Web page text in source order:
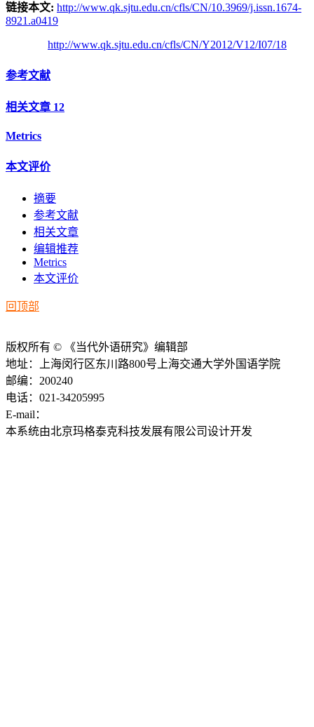
链接本文: http://www.qk.sjtu.edu.cn/cfls/CN/10.3969/j.issn.1674-
8921.a0419
http://www.qk.sjtu.edu.cn/cfls/CN/Y2012/V12/I07/18
参考文献
相关文章 12
Metrics
本文评价
摘要
参考文献
相关文章
编辑推荐
Metrics
本文评价
回顶部
版权所有 © 《当代外语研究》编辑部
地址：上海闵行区东川路800号上海交通大学外国语学院
邮编：200240
电话：021-34205995
E-mail：
本系统由北京玛格泰克科技发展有限公司设计开发